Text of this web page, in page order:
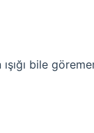
bile